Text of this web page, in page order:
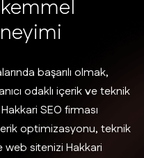
kemmel
neyimi
başarılı olmak,
odaklı içerik ve teknik
SEO firması
optimizasyonu, teknik
web sitenizi Hakkari